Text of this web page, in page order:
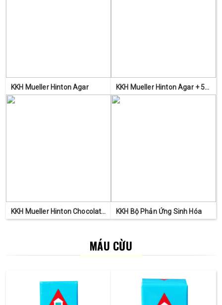
KKH Mueller Hinton Agar
KKH Mueller Hinton Agar + 5%
Sheep Blood
KKH Mueller Hinton Chocolate
Agar
KKH Bộ Phản Ứng Sinh Hóa
MÁU CỪU